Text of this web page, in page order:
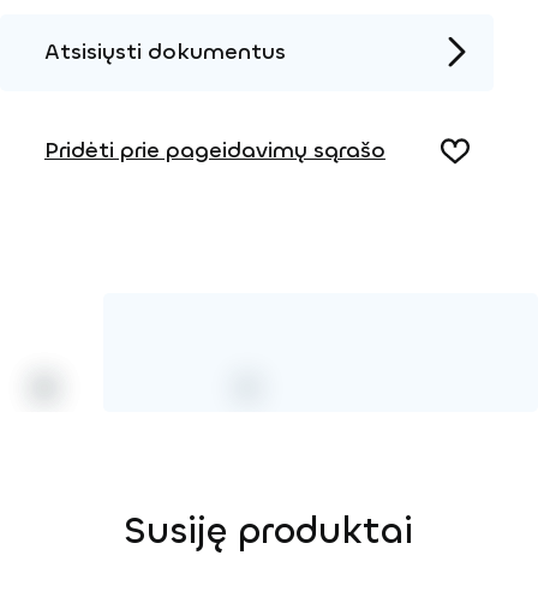
Atsisiųsti dokumentus
Pridėti prie pageidavimų sąrašo
Susiję produktai